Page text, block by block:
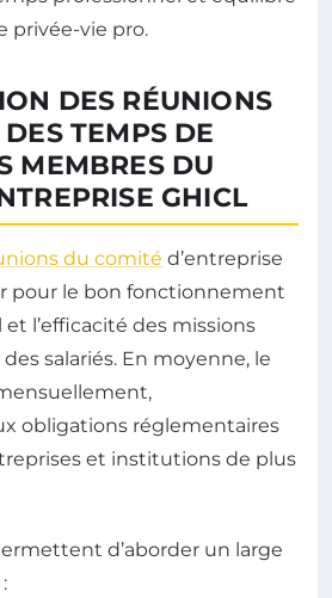
DES RÉUNIONS
TEMPS DE
MEMBRES DU
GHICL
du comité d’entreprise
pour le bon fonctionnement
l’efficacité des missions
salariés. En moyenne, le
obligations réglementaires
et institutions de plus
d’aborder un large